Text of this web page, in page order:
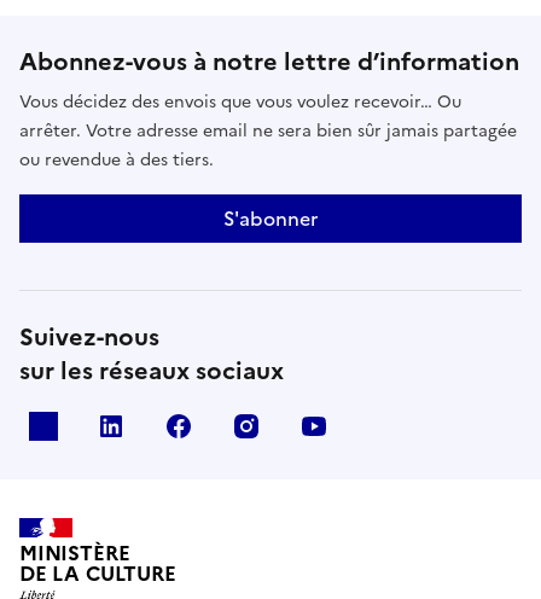
Abonnez-vous à notre lettre d’information
Vous décidez des envois que vous voulez recevoir… Ou
arrêter. Votre adresse email ne sera bien sûr jamais partagée
ou revendue à des tiers.
S'abonner
Suivez-nous
sur les réseaux sociaux
linkedin facebook instagram
MINISTÈRE
DE LA CULTURE